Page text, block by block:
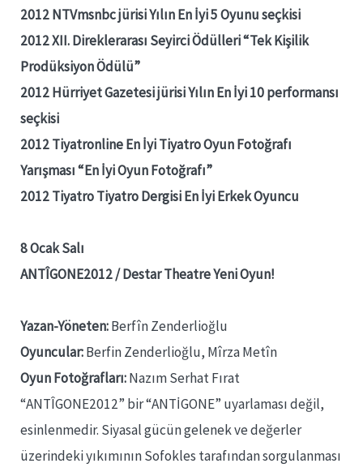
2012 NTVmsnbc jürisi Yılın En İyi 5 Oyunu seçkisi
2012 XII. Direklerarası Seyirci Ödülleri “Tek Kişilik
Prodüksiyon Ödülü”
2012 Hürriyet Gazetesi jürisi Yılın En İyi 10 performansı
seçkisi
2012 Tiyatronline En İyi Tiyatro Oyun Fotoğrafı
Yarışması “En İyi Oyun Fotoğrafı”
2012 Tiyatro Tiyatro Dergisi En İyi Erkek Oyuncu
8 Ocak Salı
ANTÎGONE2012 / Destar TheatreYeni Oyun!
Yazan-Yöneten:Berfîn Zenderlioğlu
Oyuncular:Berfin Zenderlioğlu, Mîrza Metîn
Oyun Fotoğrafları:Nazım Serhat Fırat
“ANTÎGONE2012” bir “ANTİGONE” uyarlaması değil,
esinlenmedir. Siyasal gücün gelenek ve değerler
üzerindeki yıkımının Sofokles tarafından sorgulanması